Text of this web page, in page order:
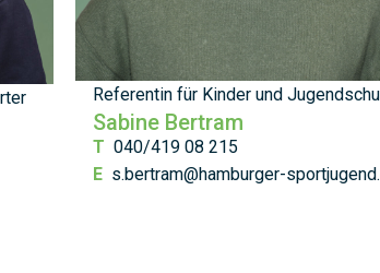
Referentin für Kinder und
Sabine Bertram
T 040/419 08 215
E s.bertram@hamburger-